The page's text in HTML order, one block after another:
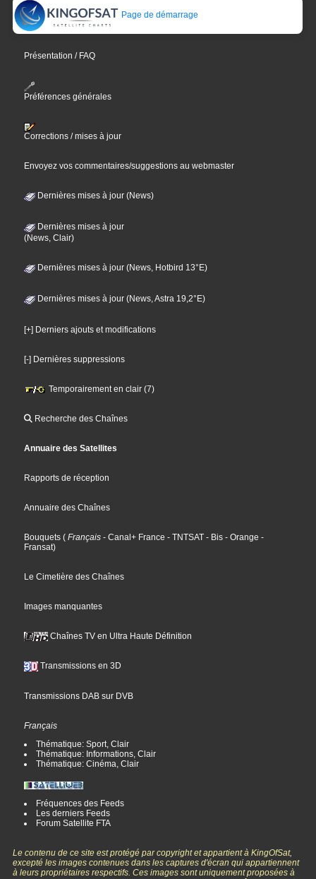
Page de démarrage
Présentation / FAQ
Préférences générales
Corrections / mises à jour
Envoyez vos commentaires/suggestions au webmaster
Dernières mises à jour (News)
Dernières mises à jour
(News, Clair)
Dernières mises à jour (News, Hotbird 13°E)
Dernières mises à jour (News, Astra 19,2°E)
[+] Derniers ajouts et modifications
[-] Dernières suppressions
Temporairement en clair (7)
Recherche des Chaînes
Annuaire des Satellites
Rapports de réception
Annuaire des Chaînes
Bouquets ( Français - Canal+ France - TNTSAT - Bis - Orange -
Fransat)
Le Cimetière des Chaînes
Images manquantes
Chaînes TV en Ultra Haute Définition
Transmissions en 3D
Transmissions DAB sur DVB
Français
Thématique: Sport, Clair
Thématique: Informations, Clair
Thématique: Cinéma, Clair
Fréquences des Feeds
Les derniers Feeds
Forum Satellite FTA
Le contenu de ce site est protégé par copyright et appartient à KingOfSat,
excepté les images contenues dans les captures d'écran qui appartiennent
à leurs propriétaires respectifs. Ces images sont uniquement proposées à